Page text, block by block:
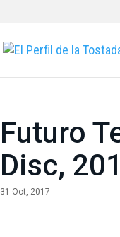
Futuro
Disc,
31 Oct, 2017